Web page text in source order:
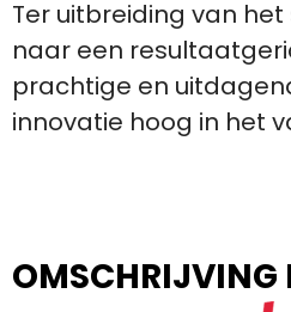
Ter uitbreiding van het
naar een
prachtige en
innovatie hoog in het
OMSCHRIJVING